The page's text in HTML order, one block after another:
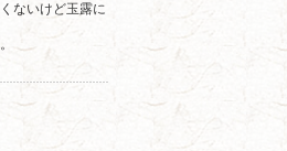
ないけど玉露に